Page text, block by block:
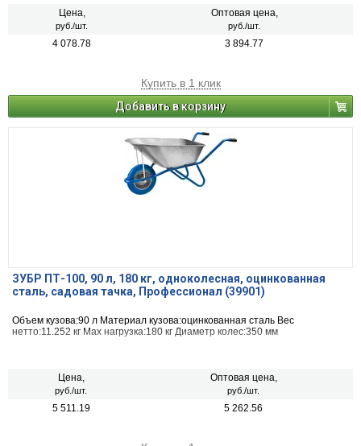
Цена,
руб./шт.
Оптовая цена,
руб./шт.
4 078.78 3 894.77
Купить в 1 клик
Добавить в корзину
ЗУБР ПТ-100, 90 л, 180 кг, одноколесная, оцинкованная
сталь, садовая тачка, Профессионал (39901)
Объем кузова:90 л Материал кузова:оцинкованная сталь Вес
нетто:11.252 кг Max нагрузка:180 кг Диаметр колес:350 мм
Цена,
руб./шт.
Оптовая цена,
руб./шт.
5 511.19 5 262.56